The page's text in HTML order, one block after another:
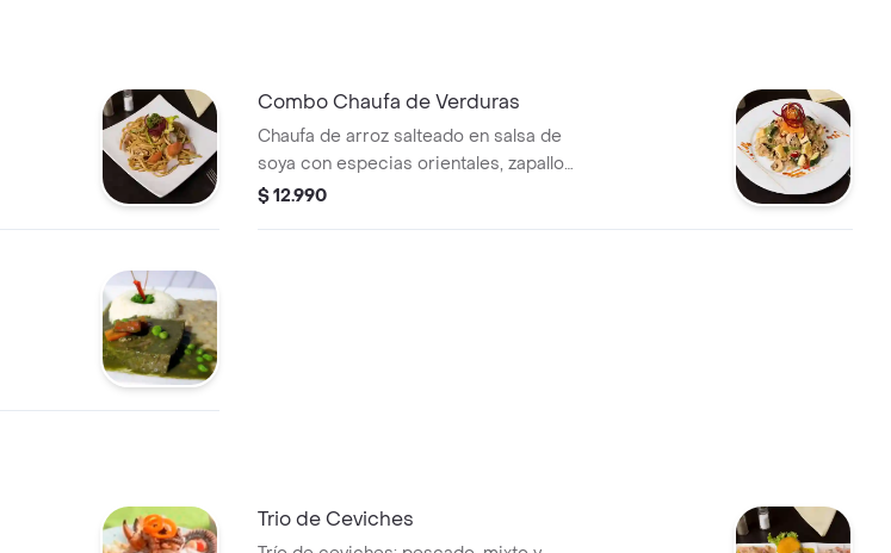
Combo Chaufa de Verduras
Chaufa de arroz salteado en salsa de
soya con especias orientales, zapallo
italiano, pimiento rojo, champiñones y
$ 12.990
Trio de Ceviches